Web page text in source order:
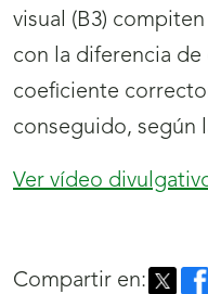
visual (B3)
con la diferencia de
coeficiente
conseguido, según
Ver vídeo
Compartir en: